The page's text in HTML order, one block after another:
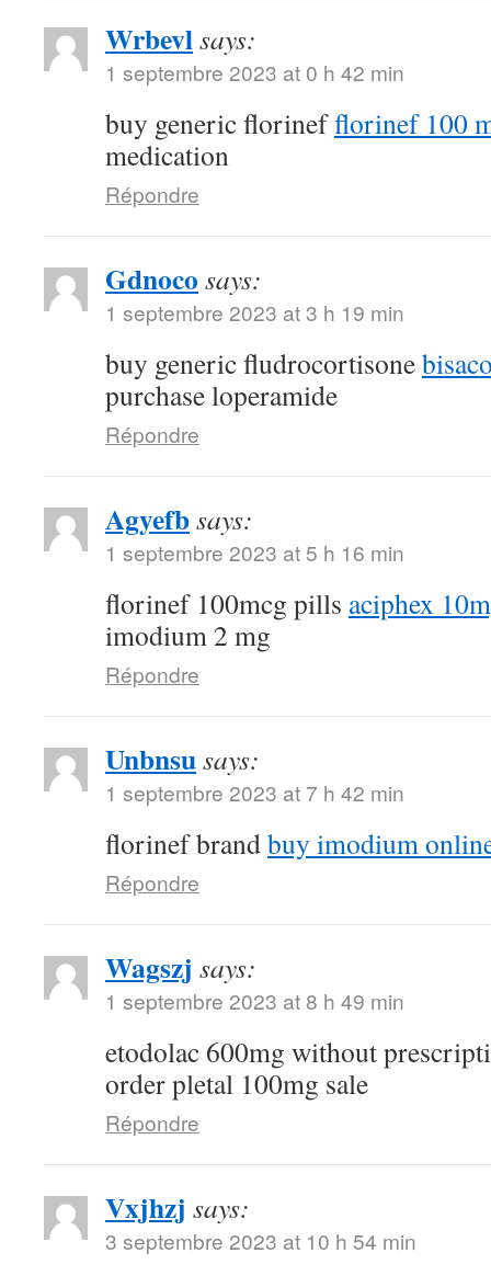
Wrbevlsays:
1 septembre 2023 at 0 h 42 min
buy generic florinefflorinef 100
medication
Répondre
Gdnoco says:
1 septembre 2023 at 3 h 19 min
buy generic fludrocortisone
purchase loperamide
Répondre
Agyefbsays:
1 septembre 2023 at 5 h 16 min
florinef 100mcg pills aciphex
imodium 2 mg
Répondre
Unbnsusays:
1 septembre 2023 at 7 h 42 min
florinef brandbuy imodium
Répondre
Wagszj says:
1 septembre 2023 at 8 h 49 min
etodolac 600mg without
order pletal 100mg sale
Répondre
Vxjhzj says:
3 septembre 2023 at 10 h 54 min